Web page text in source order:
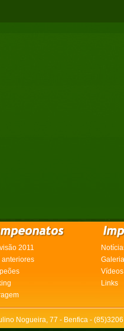
2011
anteriores
Vídeos
Links
Nogueira, 77 - Benfica -